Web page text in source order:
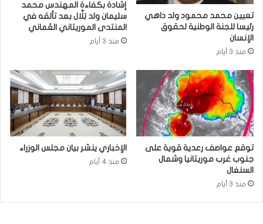
تعيين محمد محمود ولد داهي
رئيسا للجنة الوطنية لحقوق
الإنسان
منذ 3 أيام
إشادة بكفاءة المهندس محمد
سليمان ولد بَلَّال بعد تألقه في
المنتدى الموريتاني العُماني
منذ 3 أيام
توقع عواصف رعدية قوية على
جنوب غرب موريتانيا وشمال
السنغال
منذ 3 أيام
الإخباري ينشر بيان مجلس الوزراء
منذ 4 أيام